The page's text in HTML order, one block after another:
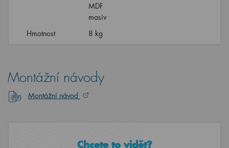
masiv
8 kg
Montážní návody
Montážní návod